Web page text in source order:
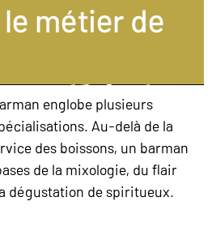
métier de
englobe plusieurs
Au-delà de la
des boissons, un barman
de la mixologie, du flair
dégustation de spiritueux.